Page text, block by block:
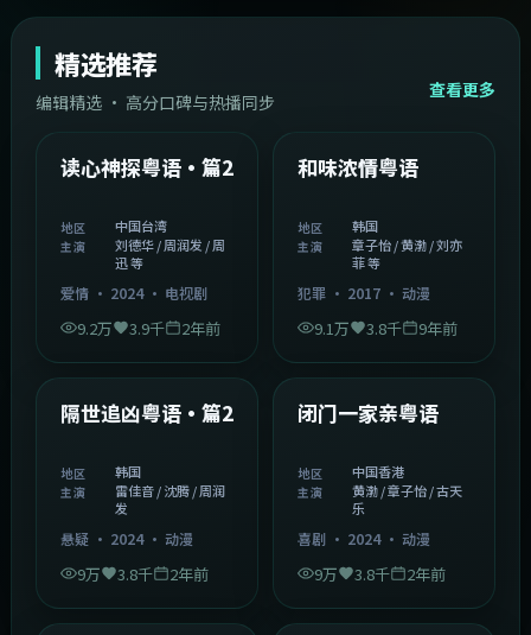
精选推荐
编辑精选 · 高分口碑与热播同步
查看更多
精选
中国台湾 1:54:36
读心神探粤语·篇2
地区 中国台湾
主演
刘德华 / 周润发 / 周
迅 等
爱情· 2024· 电视剧
9.2万 3.9千 2年前
精选
2:08:51
和味浓情粤语
地区 韩国
主演
章子怡 / 黄渤 / 刘亦
菲 等
犯罪· 2017· 动漫
9.1万 3.8千 9年前
精选
隔世追凶粤语·篇2
地区 韩国
主演
雷佳音 / 沈腾 / 周润
发
悬疑· 2024· 动漫
9万 3.8千 2年前
精选
闭门一家亲粤语
地区 中国香港
主演
黄渤 / 章子怡 / 古天
乐
喜剧· 2024· 动漫
9万 3.8千 2年前